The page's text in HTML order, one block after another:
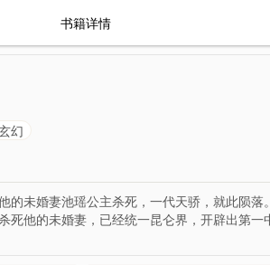
书籍详情
幻
的未婚妻池瑶公主杀死，一代天骄，就此陨落
死他的未婚妻，已经统一昆仑界，开辟出第一